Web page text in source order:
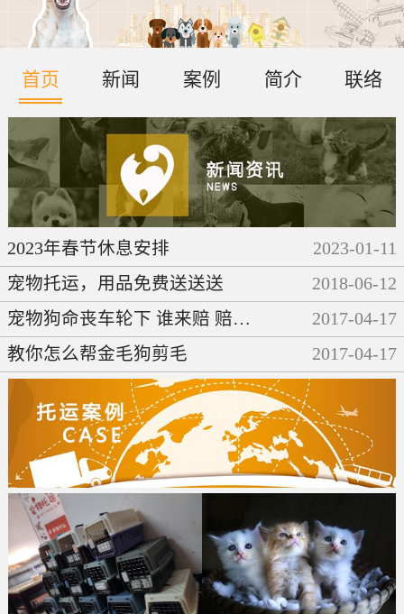
首页 新闻 案例 简介 联络
2023年春节休息安排 2023-01-11
宠物托运，用品免费送送送
2018-06-12
宠物狗命丧车轮下 谁来赔 赔多少
2017-04-17
教你怎么帮金毛狗剪毛
2017-04-17